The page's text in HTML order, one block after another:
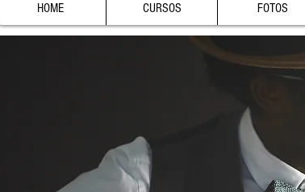
HOME CURSOS FOTOS